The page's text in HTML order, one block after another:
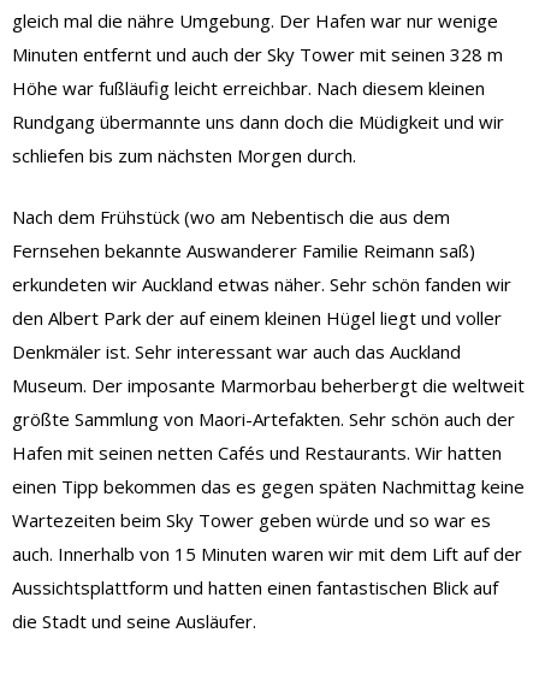
gleich mal die nähre Umgebung. Der Hafen war nur wenige
Minuten entfernt und auch der Sky Tower mit seinen 328 m
Höhe war fußläufig leicht erreichbar. Nach diesem kleinen
Rundgang übermannte uns dann doch die Müdigkeit und wir
schliefen bis zum nächsten Morgen durch.
Nach dem Frühstück (wo am Nebentisch die aus dem
Fernsehen bekannte Auswanderer Familie Reimann saß)
erkundeten wir Auckland etwas näher. Sehr schön fanden wir
den Albert Park der auf einem kleinen Hügel liegt und voller
Denkmäler ist. Sehr interessant war auch das Auckland
Museum. Der imposante Marmorbau beherbergt die weltweit
größte Sammlung von Maori-Artefakten. Sehr schön auch der
Hafen mit seinen netten Cafés und Restaurants. Wir hatten
einen Tipp bekommen das es gegen späten Nachmittag keine
Wartezeiten beim Sky Tower geben würde und so war es
auch. Innerhalb von 15 Minuten waren wir mit dem Lift auf der
Aussichtsplattform und hatten einen fantastischen Blick auf
die Stadt und seine Ausläufer.